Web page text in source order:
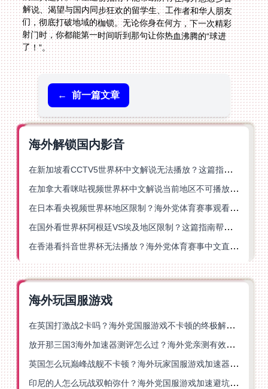
了！”。
← 前一篇文章
海外解锁国内影音
在新加坡看CCTV5世界杯中文解说无法播放？这篇指南帮你解锁海外体育直播自由
在加拿大看咪咕视频世界杯中文解说当前地区不可播放？这篇指南帮你一键解决
在日本看央视频世界杯地区限制？海外党体育赛事观看终极指南
在国外看世界杯阿根廷VS埃及地区限制？这篇指南帮你搞定中文直播+解说
在香港看抖音世界杯无法播放？海外党体育赛事中文直播终极指南
海外玩国服游戏
在英国打激战2卡吗？海外党国服游戏不卡顿的终极解决方案
放开那三国3海外加速器测评怎么过？海外党亲测有效的国服游戏加速指南
英国怎么玩巅峰战舰不卡顿？海外玩家国服游戏加速器终极指南
印尼的人怎么玩战双帕弥什？海外党国服游戏加速避坑指南